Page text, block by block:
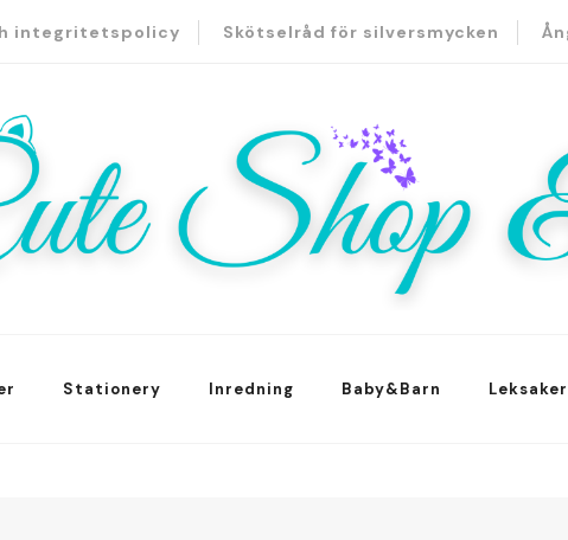
integritetspolicy Skötselråd för silversmycken
&
Stationery Inredning Baby&Barn Leksaker